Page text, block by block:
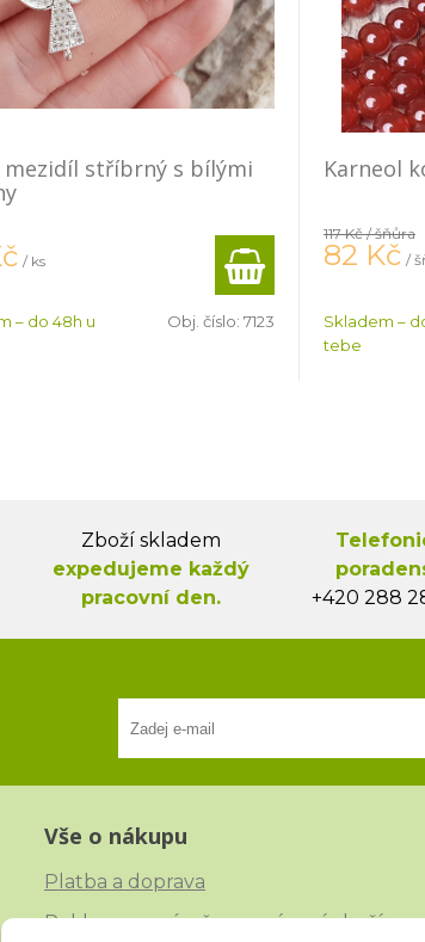
mezidíl stříbrný s bílými
/ ks
– do 48h u
Obj. číslo: 7123
Karneol
117 Kč/ šňůra
82 Kč /
Skladem –
tebe
Zboží skladem
expedujeme každý
pracovní den.
+420 288
Vše o nákupu
Platba a doprava
Reklamace, výměna a vrácení zboží